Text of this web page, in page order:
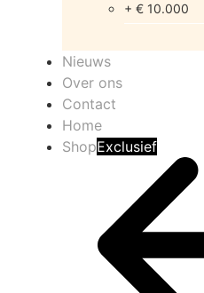
+ € 10.000
Nieuws
Over ons
Contact
Home
ShopExclusief